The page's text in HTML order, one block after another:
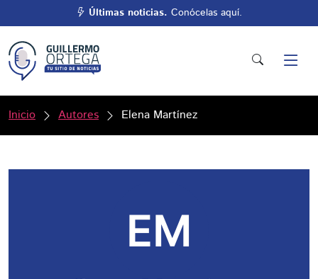
Últimas noticias. Conócelas aquí.
Inicio Autores Elena Martínez